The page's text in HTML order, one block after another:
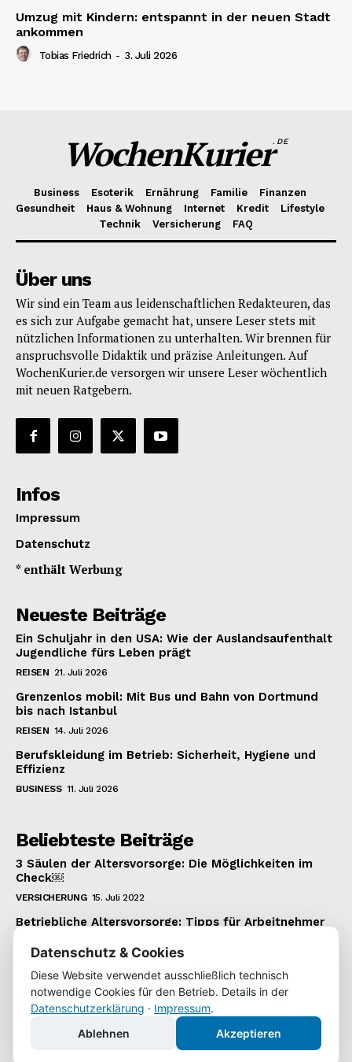
Umzug mit Kindern: entspannt in der neuen Stadt
ankommen
Tobias Friedrich - 3. Juli 2026
WochenKurier.DE
Business Esoterik Ernährung Familie
Finanzen
Gesundheit
Haus & Wohnung Internet Kredit
Lifestyle
Technik
Versicherung FAQ
Über uns
Wir sind ein Team aus leidenschaftlichen Redakteuren, das
es sich zur Aufgabe gemacht hat, unsere Leser stets mit
nützlichen Informationen zu unterhalten. Wir brennen für
anspruchsvolle Didaktik und präzise Anleitungen. Auf
WochenKurier.de versorgen wir unsere Leser wöchentlich
mit neuen Ratgebern.
Infos
Impressum
Datenschutz
* enthält Werbung
Neueste Beiträge
Ein Schuljahr in den USA: Wie der Auslandsaufenthalt
Jugendliche fürs Leben prägt
REISEN 21. Juli 2026
Grenzenlos mobil: Mit Bus und Bahn von Dortmund
bis nach Istanbul
REISEN 14. Juli 2026
Berufskleidung im Betrieb: Sicherheit, Hygiene und
Effizienz
BUSINESS 11. Juli 2026
Beliebteste Beiträge
3 Säulen der Altersvorsorge: Die Möglichkeiten im
Check￼
VERSICHERUNG 15. Juli 2022
Betriebliche Altersvorsorge: Tipps für Arbeitnehmer
22. Juli 2022
Copyright © 2022 | WochenKurier.de | Alle Inhalte unterliegen
Datenschutz & Cookies
Diese Website verwendet ausschließlich technisch
notwendige Cookies für den Betrieb. Details in der
Datenschutzerklärung · Impressum.
Ablehnen
Akzeptieren